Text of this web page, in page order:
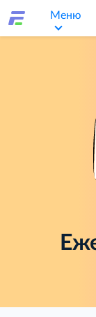
Меню